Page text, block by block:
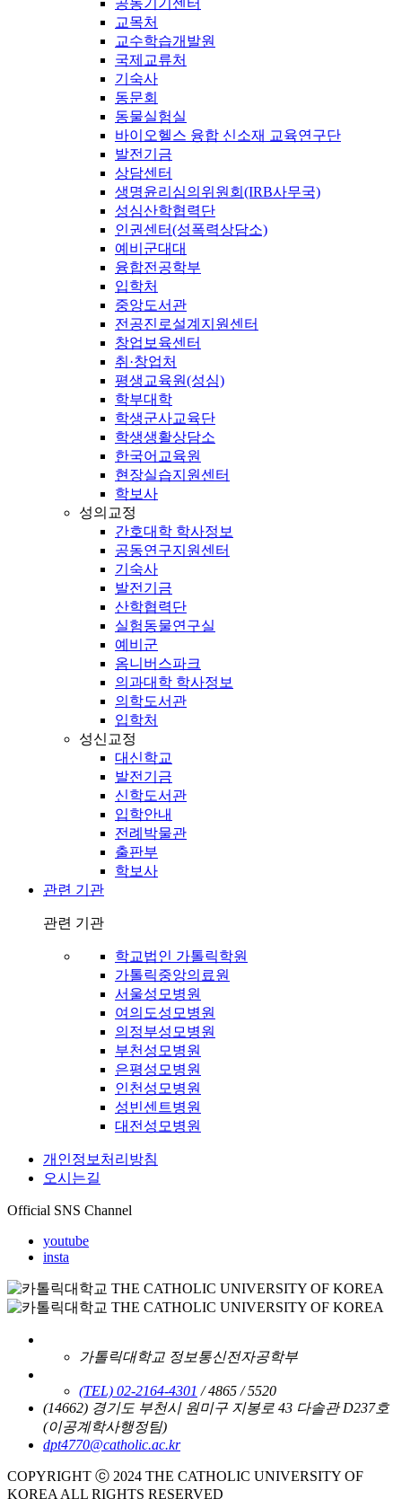
공동기기센터
교목처
교수학습개발원
국제교류처
기숙사
동문회
동물실험실
바이오헬스 융합 신소재 교육연구단
발전기금
상담센터
생명윤리심의위원회(IRB사무국)
성심산학협력단
인권센터(성폭력상담소)
예비군대대
융합전공학부
입학처
중앙도서관
전공진로설계지원센터
창업보육센터
취·창업처
평생교육원(성심)
학부대학
학생군사교육단
학생생활상담소
한국어교육원
현장실습지원센터
학보사
성의교정
간호대학 학사정보
공동연구지원센터
기숙사
발전기금
산학협력단
실험동물연구실
예비군
옴니버스파크
의과대학 학사정보
의학도서관
입학처
성신교정
대신학교
발전기금
신학도서관
입학안내
전례박물관
출판부
학보사
관련 기관
관련 기관
학교법인 가톨릭학원
가톨릭중앙의료원
서울성모병원
여의도성모병원
의정부성모병원
부천성모병원
은평성모병원
인천성모병원
성빈센트병원
대전성모병원
개인정보처리방침
오시는길
Official SNS Channel
youtube
insta
가톨릭대학교 정보통신전자공학부
(TEL) 02-2164-4301 / 4865 / 5520
(14662) 경기도 부천시 원미구 지봉로 43 다솔관 D237호
(이공계학사행정팀)
dpt4770@catholic.ac.kr
COPYRIGHT ⓒ 2024 THE CATHOLIC UNIVERSITY OF
KOREA ALL RIGHTS RESERVED